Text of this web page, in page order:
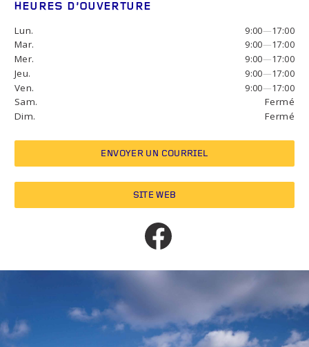
HEURES D’OUVERTURE
Lun. 9:00—17:00
Mar.
9:00—17:00
Mer.
9:00—17:00
Jeu.
9:00—17:00
Ven.
9:00—17:00
Sam.
Fermé
Dim.
Fermé
ENVOYER UN COURRIEL
SITE WEB